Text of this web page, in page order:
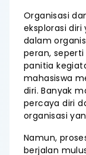
Organisasi
eksplorasi
dalam
peran,
panitia
mahasiswa
diri. Banyak
percaya diri
organisasi
Namun,
berjalan